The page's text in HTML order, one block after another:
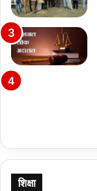
शिक्षा